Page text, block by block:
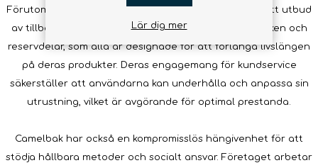
Förutom hydreringssystem erbjuder Camelbak även ett utbud
av tillbehörsprodukter såsom rengöringskit, munstycken och
reservdelar, som alla är designade för att förlänga livslängen
på deras produkter. Deras engagemang för kundservice
säkerställer att användarna kan underhålla och anpassa sin
utrustning, vilket är avgörande för optimal prestanda.
Camelbak har också en kompromisslös hängivenhet för att
stödja hållbara metoder och socialt ansvar. Företaget arbetar
Lär dig mer